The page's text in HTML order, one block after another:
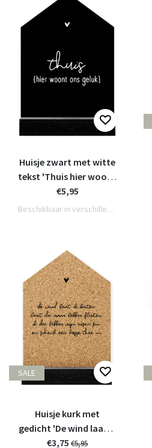
Huisje zwart met witte
tekst 'Thuis hier woont
ons geluk' - 2 formaten
€5,95
Beschikbaar in verschillende varianten
SALE
Huisje kurk met
gedicht 'De wind laat ik
buiten' - 11 cm
€3,75 €5,95